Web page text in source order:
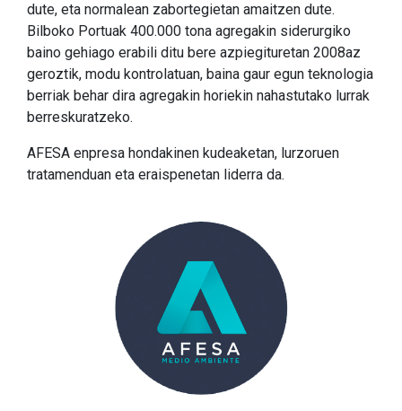
dute, eta normalean zabortegietan amaitzen dute.
Bilboko Portuak 400.000 tona agregakin siderurgiko
baino gehiago erabili ditu bere azpiegituretan 2008az
geroztik, modu kontrolatuan, baina gaur egun teknologia
berriak behar dira agregakin horiekin nahastutako lurrak
berreskuratzeko.
AFESA enpresa hondakinen kudeaketan, lurzoruen
tratamenduan eta eraispenetan liderra da.